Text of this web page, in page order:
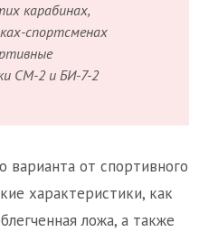
карабинах,
спортсменах
СМ-2 и БИ-7-2
варианта от спортивного
характеристики, как
ложа, а также